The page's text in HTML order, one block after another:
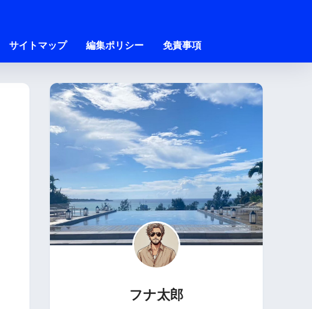
サイトマップ 編集ポリシー 免責事項
フナ太郎